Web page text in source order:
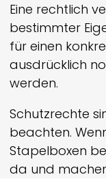
Eine rechtlich
bestimmter
für einen
ausdrücklich
werden.
Schutzrechte
beachten.
Stapelboxen
da und